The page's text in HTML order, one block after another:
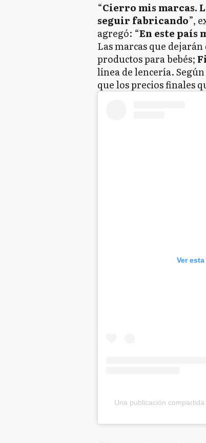
“Cierro mis marcas.
seguir fabricando”,
agregó: “En este país
Las marcas que
productos para bebés;
línea de lencería.
que los precios finales
Ver
Una publicación